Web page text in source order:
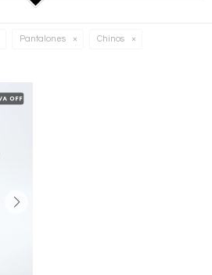
Pantalones Chinos